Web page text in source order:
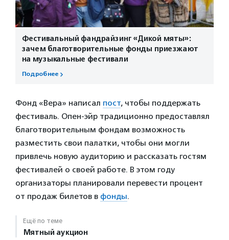
Фестивальный фандрайзинг «Дикой мяты»:
зачем благотворительные фонды приезжают
на музыкальные фестивали
Подробнее
Фонд «Вера» написал пост, чтобы поддержать
фестиваль. Опен-эйр традиционно предоставлял
благотворительным фондам возможность
разместить свои палатки, чтобы они могли
привлечь новую аудиторию и рассказать гостям
фестивалей о своей работе. В этом году
организаторы планировали перевести процент
от продаж билетов в фонды.
Ещё по теме
Мятный аукцион